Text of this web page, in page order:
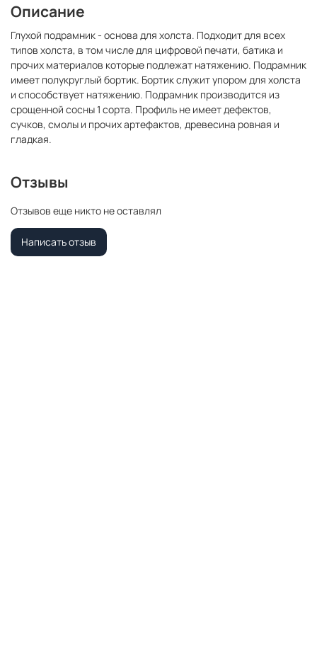
Описание
Глухой подрамник - основа для холста. Подходит для всех
типов холста, в том числе для цифровой печати, батика и
прочих материалов которые подлежат натяжению. Подрамник
имеет полукруглый бортик. Бортик служит упором для холста
и способствует натяжению. Подрамник производится из
срощенной сосны 1 сорта. Профиль не имеет дефектов,
сучков, смолы и прочих артефактов, древесина ровная и
гладкая.
Отзывы
Отзывов еще никто не оставлял
Написать отзыв